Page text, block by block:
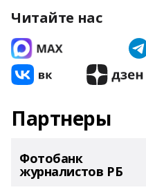
Читайте нас
Партнеры
Фотобанк
журналистов РБ